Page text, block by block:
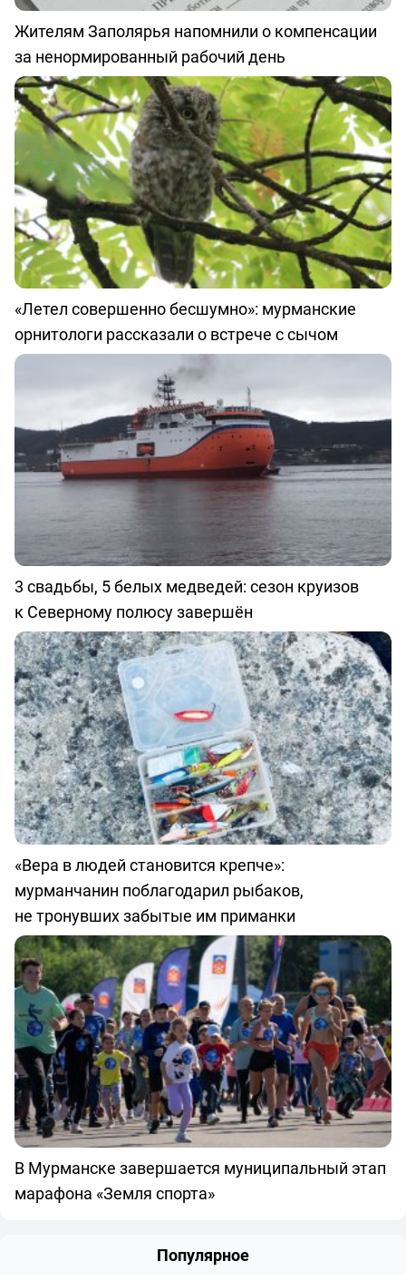
Жителям Заполярья напомнили о компенсации
за ненормированный рабочий день
«Летел совершенно бесшумно»: мурманские
орнитологи рассказали о встрече с сычом
3 свадьбы, 5 белых медведей: сезон круизов
к Северному полюсу завершён
«Вера в людей становится крепче»:
мурманчанин поблагодарил рыбаков,
не тронувших забытые им приманки
В Мурманске завершается муниципальный этап
марафона «Земля спорта»
Популярное